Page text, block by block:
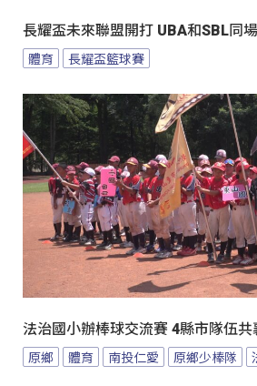
長耀盃未來聯盟開打 UBA和SBL同
體育 長耀盃籃球賽
法治國小辦棒球交流賽 4縣市隊伍共
原鄉 體育 南投仁愛 原鄉少棒隊